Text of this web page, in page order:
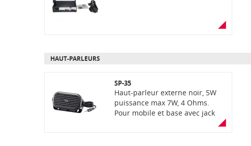
HAUT-PARLEURS
SP-35
Haut-parleur externe noir, 5W
puissance max 7W, 4 Ohms.
Pour mobile et base avec jack